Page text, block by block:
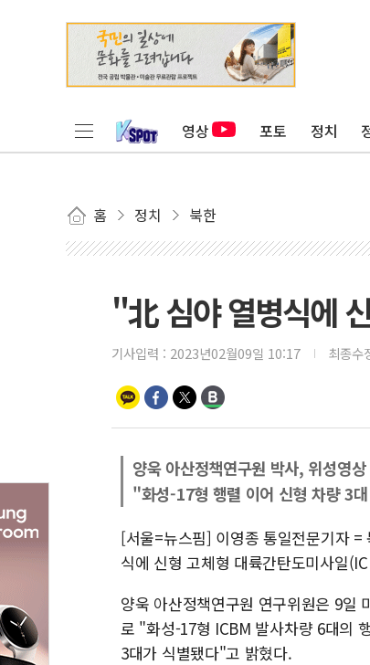
영상 포토 정치
홈 정치 북한
"北 심야 열병식에
기사입력 : 2023년02월09일 10:17 최종수
양욱 아산정책연구원 박사, 위성영상
"화성-17형 행렬 이어 신형 차량 3
[서울=뉴스핌] 이영종 통일전문기자
식에 신형 고체형 대륙간탄도미사일
양욱 아산정책연구원 연구위원은 9일
로 "화성-17형 ICBM 발사차량 6대의
3대가 식별됐다"고 밝혔다.